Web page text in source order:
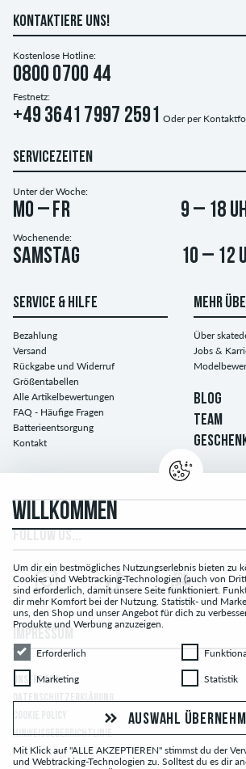
KONTAKTIERE UNS!
Kostenlose Hotline:
0800 0700 44
Festnetz:
+49 3641 7997 2591 Oder per
SERVICEZEITEN
Unter der Woche:
Mo – Fr 9 – 18
Wochenende:
Samstag 10 – 12
SERVICE & HILFE
Bezahlung
Versand
Rückgabe und Widerruf
Größentabellen
Alle Artikelbewertungen
FAQ - Häufige Fragen
Batterieentsorgung
Kontakt
MEHR
Über
Jobs &
BLOG
TEAM
UNSERE AGB
DATENSCHUTZERKLÄRUNG
HINWEISGEBERRICHTLINIE
WILLKOMMEN
Um dir ein bestmögliches Nutzungserlebnis bieten zu
Cookies und Webtracking-Technologien (auch von
sind erforderlich, damit unsere Seite funktioniert.
dir mehr Komfort bei der Nutzung. Statistik- und
uns, den Shop und unser Angebot für dich zu
Produkte und Werbung anzuzeigen.
Erforderlich
Erforderlich Funktional
MarketingMarketing StatistikStatistik
AUSWAHL
Mit Klick auf "ALLE AKZEPTIEREN" stimmst du der
und Webtracking-Technologien zu. Solltest du es dir